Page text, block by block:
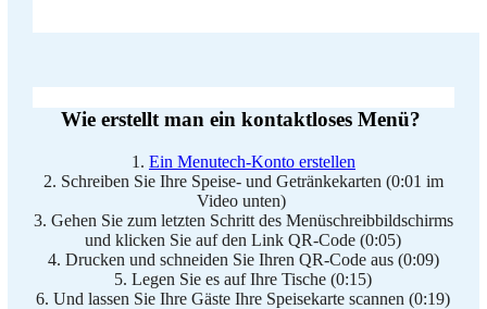
Wie erstellt man ein kontaktloses Menü?
1. Ein Menutech-Konto erstellen
2. Schreiben Sie Ihre Speise- und Getränkekarten (0:01 im
Video unten)
3. Gehen Sie zum letzten Schritt des Menüschreibbildschirms
und klicken Sie auf den Link QR-Code (0:05)
4. Drucken und schneiden Sie Ihren QR-Code aus (0:09)
5. Legen Sie es auf Ihre Tische (0:15)
6. Und lassen Sie Ihre Gäste Ihre Speisekarte scannen (0:19)